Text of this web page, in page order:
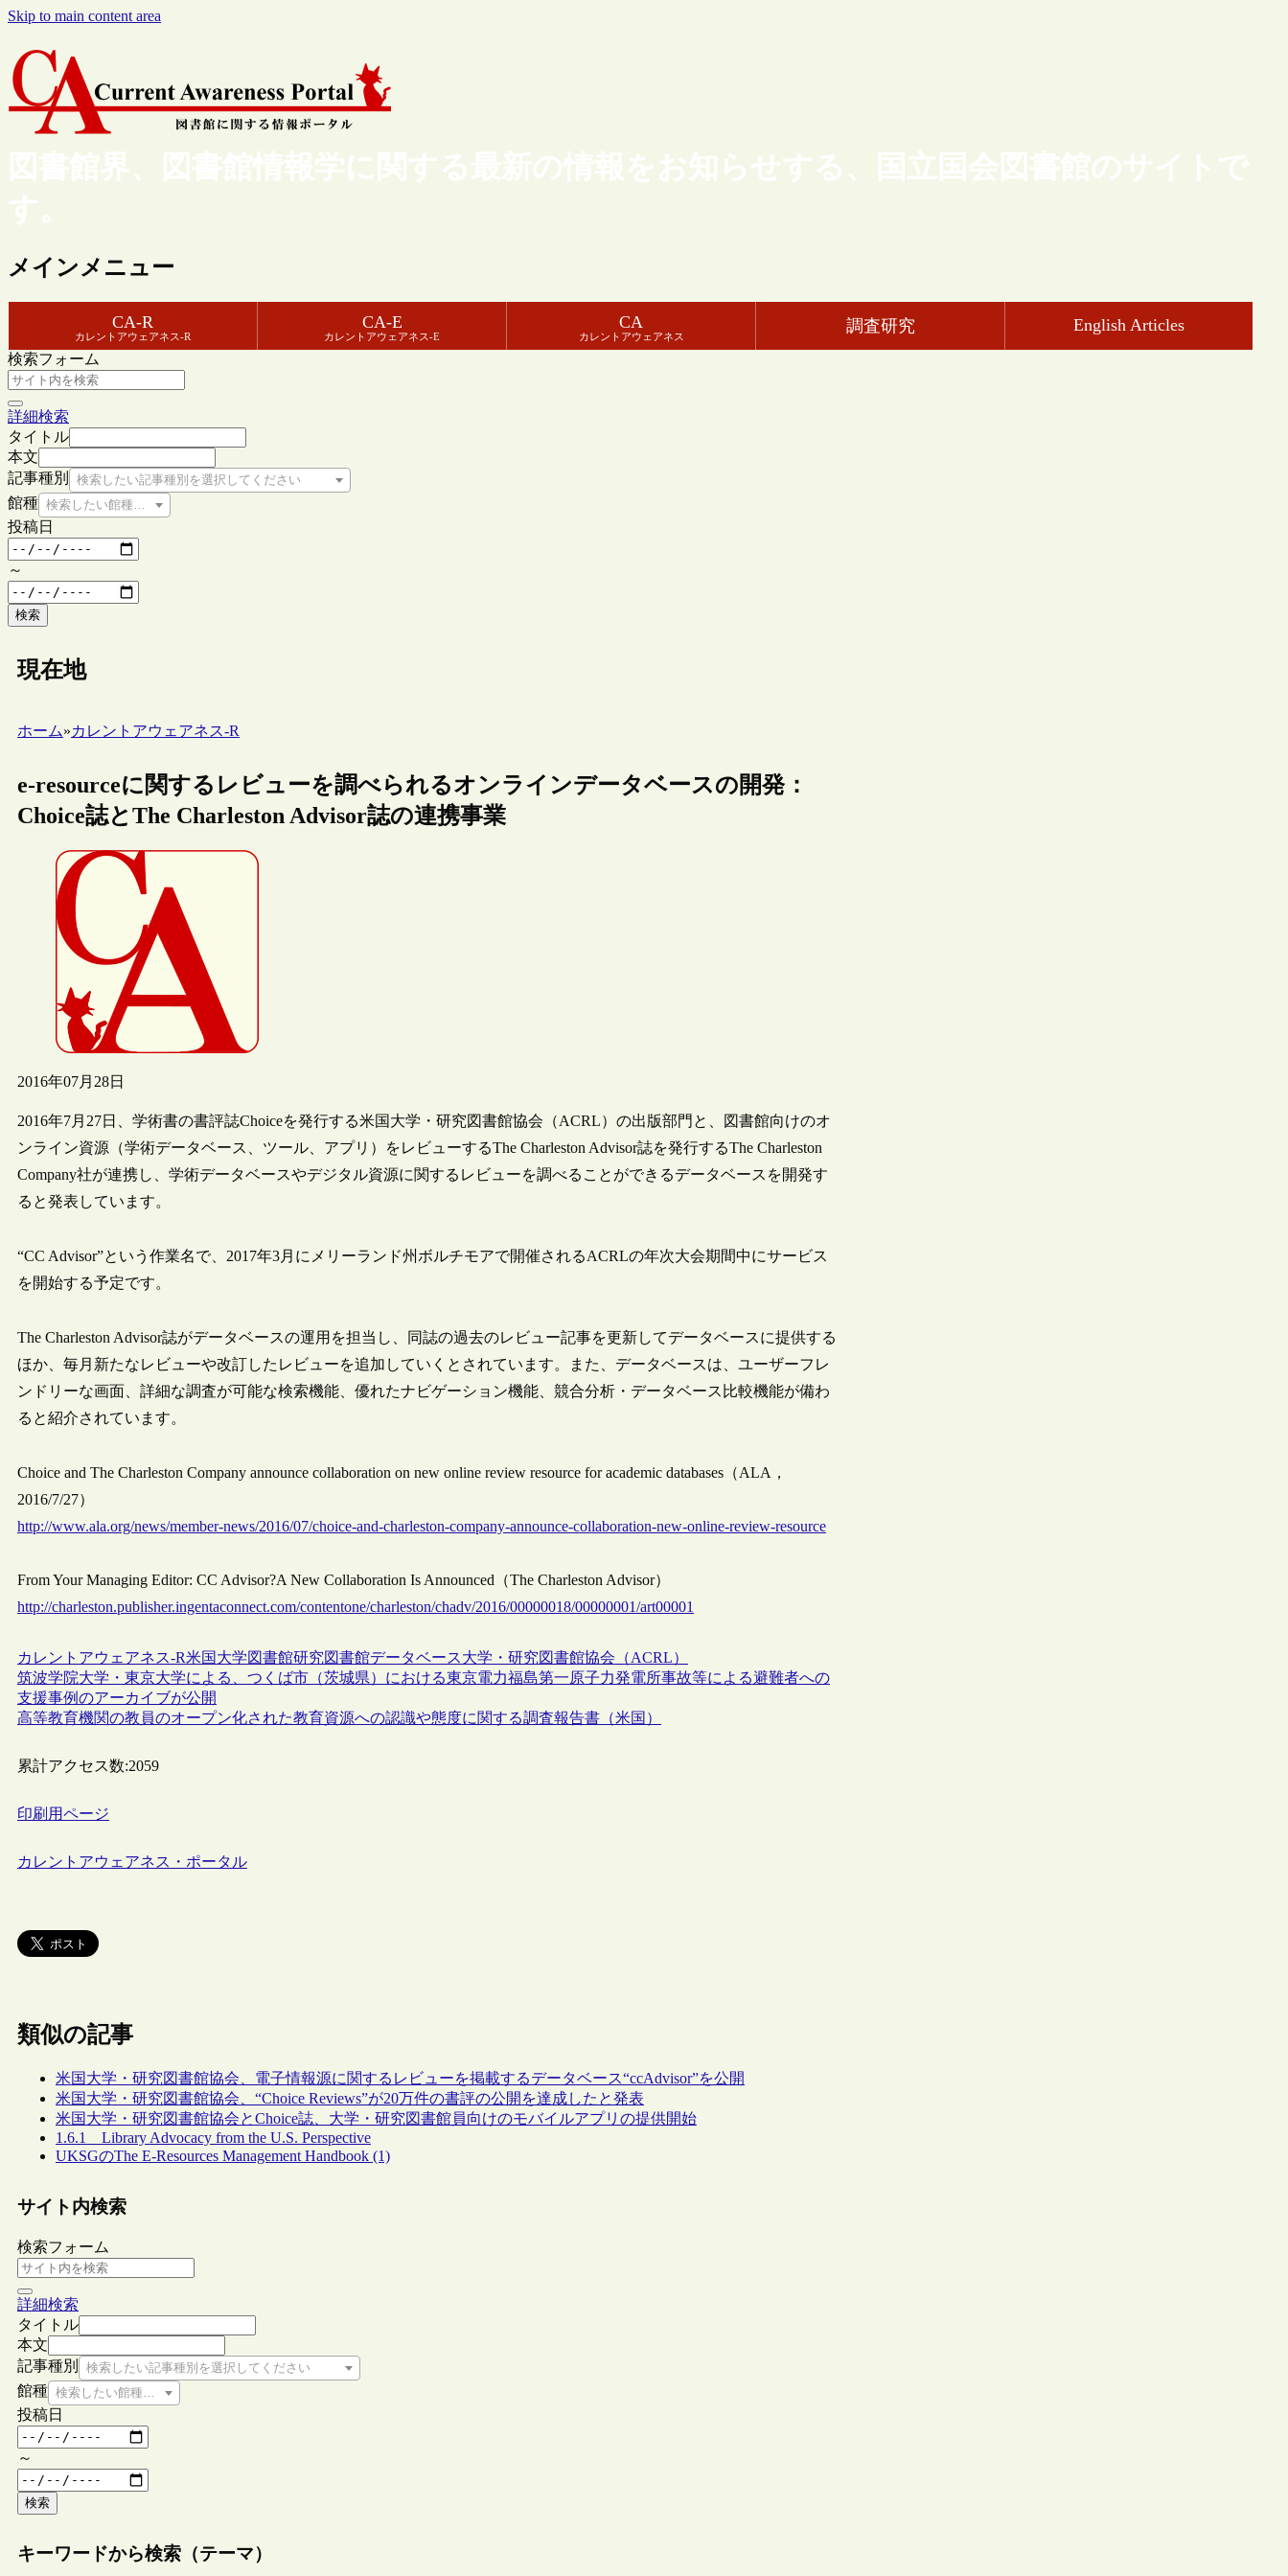
Skip to main content area
図書館界、図書館情報学に関する最新の情報をお知らせする、国立国会図書館のサイトで
す。
メインメニュー
CA-R
カレントアウェアネス-R
CA-E
カレントアウェアネス-E
CA
カレントアウェアネス
調査研究 English Articles
検索フォーム
詳細検索
タイトル
本文
記事種別
検索したい記事種別を選択してください
館種 検索したい館種を選択してください
投稿日
～
検索
現在地
ホーム»カレントアウェアネス-R
e-resourceに関するレビューを調べられるオンラインデータベースの開発：
Choice誌とThe Charleston Advisor誌の連携事業
2016年07月28日
2016年7月27日、学術書の書評誌Choiceを発行する米国大学・研究図書館協会（ACRL）の出版部門と、図書館向けのオ
ンライン資源（学術データベース、ツール、アプリ）をレビューするThe Charleston Advisor誌を発行するThe Charleston
Company社が連携し、学術データベースやデジタル資源に関するレビューを調べることができるデータベースを開発す
ると発表しています。
“CC Advisor”という作業名で、2017年3月にメリーランド州ボルチモアで開催されるACRLの年次大会期間中にサービス
を開始する予定です。
The Charleston Advisor誌がデータベースの運用を担当し、同誌の過去のレビュー記事を更新してデータベースに提供する
ほか、毎月新たなレビューや改訂したレビューを追加していくとされています。また、データベースは、ユーザーフレ
ンドリーな画面、詳細な調査が可能な検索機能、優れたナビゲーション機能、競合分析・データベース比較機能が備わ
ると紹介されています。
Choice and The Charleston Company announce collaboration on new online review resource for academic databases（ALA，
2016/7/27）
http://www.ala.org/news/member-news/2016/07/choice-and-charleston-company-announce-collaboration-new-online-review-resource
From Your Managing Editor: CC Advisor?A New Collaboration Is Announced（The Charleston Advisor）
http://charleston.publisher.ingentaconnect.com/contentone/charleston/chadv/2016/00000018/00000001/art00001
カレントアウェアネス-R米国 大学図書館研究図書館データベース大学・研究図書館協会（ACRL）
筑波学院大学・東京大学による、つくば市（茨城県）における東京電力福島第一原子力発電所事故等による避難者への
支援事例のアーカイブが公開
高等教育機関の教員のオープン化された教育資源への認識や態度に関する調査報告書（米国）
累計アクセス数:2059
印刷用ページ
カレントアウェアネス・ポータル
類似の記事
米国大学・研究図書館協会、電子情報源に関するレビューを掲載するデータベース“ccAdvisor”を公開
米国大学・研究図書館協会、“Choice Reviews”が20万件の書評の公開を達成したと発表
米国大学・研究図書館協会とChoice誌、大学・研究図書館員向けのモバイルアプリの提供開始
1.6.1 Library Advocacy from the U.S. Perspective
UKSGのThe E-Resources Management Handbook (1)
サイト内検索
検索フォーム
詳細検索
タイトル
本文
記事種別
検索したい記事種別を選択してください
館種 検索したい館種を選択してください
投稿日
～
検索
キーワードから検索（テーマ）